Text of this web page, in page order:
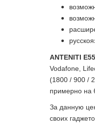
ANTENITI
Vodafone,
(1800 / 900 /
примерно на
За данную
своих